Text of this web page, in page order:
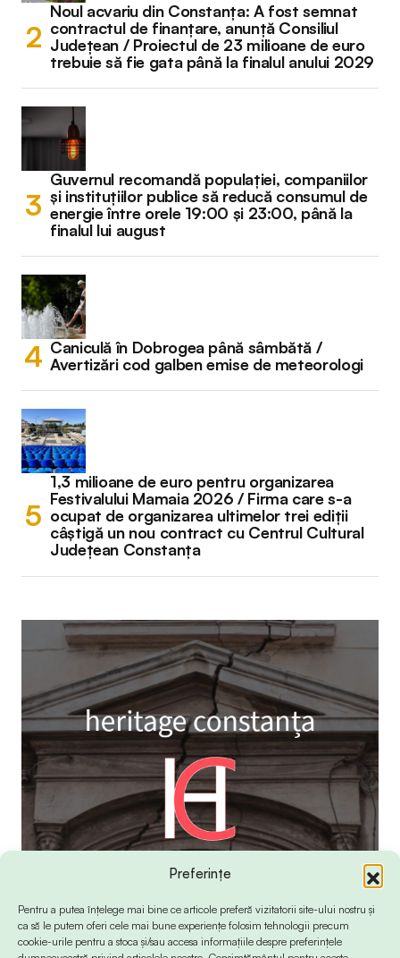
Preferințe
Pentru a putea înțelege mai bine ce articole preferă vizitatorii site-ului nostru și
ca să le putem oferi cele mai bune experiențe folosim tehnologii precum
cookie-urile pentru a stoca și/sau accesa informațiile despre preferințele
Noul acvariu din Constanța: A fost semnat
contractul de finanțare, anunță Consiliul
Județean / Proiectul de 23 milioane de euro
trebuie să fie gata până la finalul anului 2029
Guvernul recomandă populației, companiilor
și instituțiilor publice să reducă consumul de
energie între orele 19:00 și 23:00, până la
finalul lui august
Caniculă în Dobrogea până sâmbătă /
Avertizări cod galben emise de meteorologi
1,3 milioane de euro pentru organizarea
Festivalului Mamaia 2026 / Firma care s-a
ocupat de organizarea ultimelor trei ediții
câștigă un nou contract cu Centrul Cultural
Județean Constanța